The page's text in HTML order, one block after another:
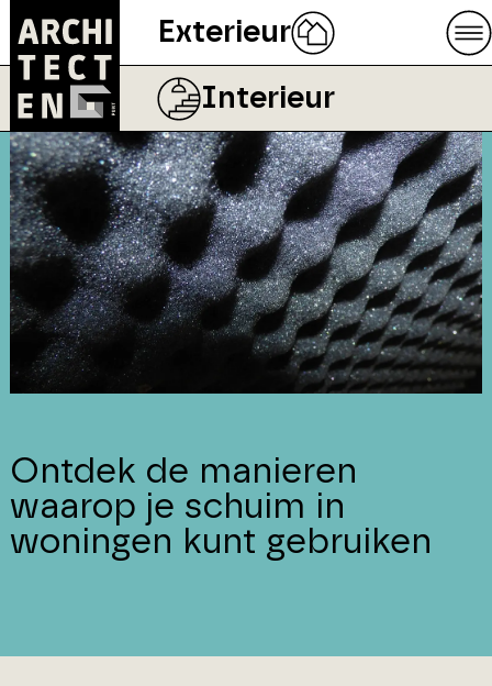
Exterieur
Interieur
Ontdek de manieren
waarop je schuim in
woningen kunt gebruiken